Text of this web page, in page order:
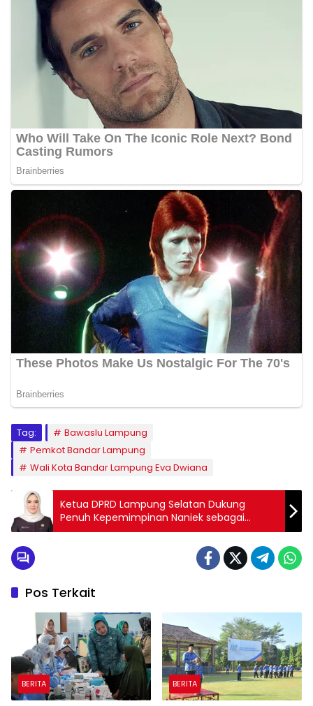
Tag:
Bawaslu Lampung
Pemkot Bandar Lampung
Wali Kota Bandar Lampung Eva Dwiana
Ketua DPRD Lampung Selatan Dukung
Penuh Kepemimpinan Naniek sebagai
Kepala BGN RI
Pos Terkait
BERITA BERITA